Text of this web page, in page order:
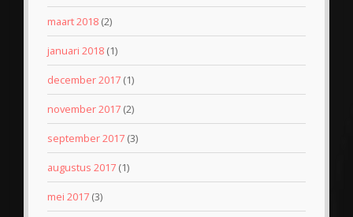
maart 2018 (2)
januari 2018 (1)
december 2017 (1)
november 2017 (2)
september 2017 (3)
augustus 2017 (1)
mei 2017 (3)